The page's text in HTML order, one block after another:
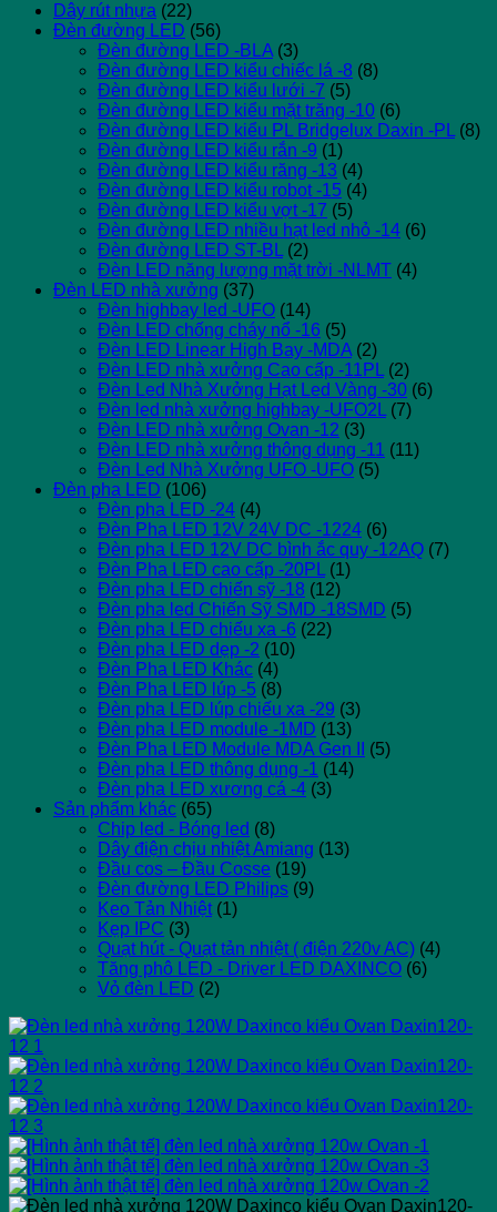
Dây rút nhựa (22)
Đèn đường LED (56)
Đèn đường LED -BLA (3)
Đèn đường LED kiểu chiếc lá -8 (8)
Đèn đường LED kiểu lưới -7 (5)
Đèn đường LED kiểu mặt trăng -10 (6)
Đèn đường LED kiểu PL Bridgelux Daxin -PL (8)
Đèn đường LED kiểu rắn -9 (1)
Đèn đường LED kiểu răng -13 (4)
Đèn đường LED kiểu robot -15 (4)
Đèn đường LED kiểu vợt -17 (5)
Đèn đường LED nhiều hạt led nhỏ -14 (6)
Đèn đường LED ST-BL (2)
Đèn LED năng lượng mặt trời -NLMT (4)
Đèn LED nhà xưởng (37)
Đèn highbay led -UFO (14)
Đèn LED chống cháy nổ -16 (5)
Đèn LED Linear High Bay -MDA (2)
Đèn LED nhà xưởng Cao cấp -11PL (2)
Đèn Led Nhà Xưởng Hạt Led Vàng -30 (6)
Đèn led nhà xưởng highbay -UFO2L (7)
Đèn LED nhà xưởng Ovan -12 (3)
Đèn LED nhà xưởng thông dụng -11 (11)
Đèn Led Nhà Xưởng UFO -UFO (5)
Đèn pha LED (106)
Đèn pha LED -24 (4)
Đèn Pha LED 12V 24V DC -1224 (6)
Đèn pha LED 12V DC bình ắc quy -12AQ (7)
Đèn Pha LED cao cấp -20PL (1)
Đèn pha LED chiến sỹ -18 (12)
Đèn pha led Chiến Sỹ SMD -18SMD (5)
Đèn pha LED chiếu xa -6 (22)
Đèn pha LED dẹp -2 (10)
Đèn Pha LED Khác (4)
Đèn Pha LED lúp -5 (8)
Đèn pha LED lúp chiếu xa -29 (3)
Đèn pha LED module -1MD (13)
Đèn Pha LED Module MDA Gen II
(5)
Đèn pha LED thông dụng -1 (14)
Đèn pha LED xương cá -4 (3)
Sản phẩm khác (65)
Chip led - Bóng led (8)
Dây điện chịu nhiệt Amiang (13)
Đầu cos – Đầu Cosse (19)
Đèn đường LED Philips (9)
Keo Tản Nhiệt (1)
Kẹp IPC (3)
Quạt hút - Quạt tản nhiệt ( điện 220v AC) (4)
Tăng phô LED - Driver LED DAXINCO (6)
Vỏ đèn LED (2)